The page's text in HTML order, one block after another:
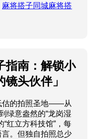
麻将搭子同城麻将搭
指南：解锁小
头伙伴」
估的拍照圣地——从
绿意盎然的“龙岗湿
“红立方科技馆”，每
。但独自拍照总少